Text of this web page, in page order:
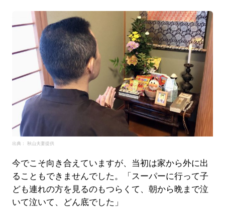
出典： 秋山夫妻提供
今でこそ向き合えていますが、当初は家から外に出
ることもできませんでした。「スーパーに行って子
ども連れの方を見るのもつらくて、朝から晩まで泣
いて泣いて、どん底でした」